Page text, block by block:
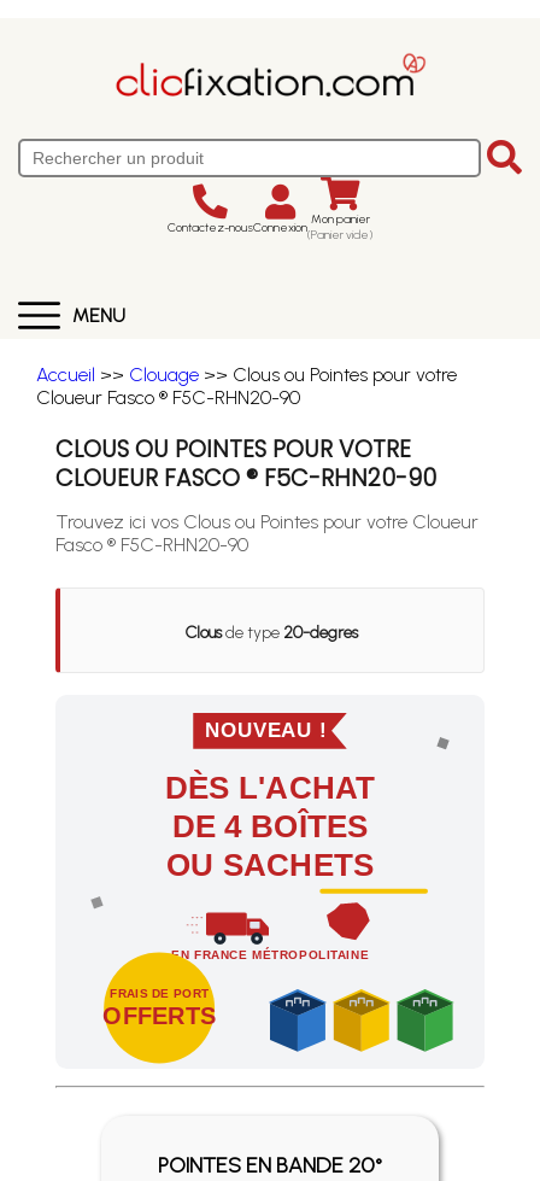
Contactez-nousConnexion Mon panier
(Panier vide)
MENU
Accueil >> Clouage >> Clous ou Pointes pour votre
Cloueur Fasco ® F5C-RHN20-90
CLOUS OU POINTES POUR VOTRE
CLOUEUR FASCO ® F5C-RHN20-90
Trouvez ici vos Clous ou Pointes pour votre Cloueur
Fasco ® F5C-RHN20-90
Clousde type 20-degres
NOUVEAU !
DÈS L'ACHAT
DE 4 BOÎTES
OU SACHETS
EN FRANCE MÉTROPOLITAINE
FRAIS DE PORT
OFFERTS
Profitez des Frais de port offerts en France
POINTES EN BANDE 20°